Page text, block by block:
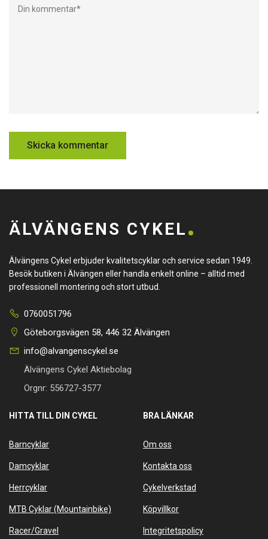
ÄLVÄNGENS CYKEL
Älvängens Cykel erbjuder kvalitetscyklar och service sedan 1949.
Besök butiken i Älvängen eller handla enkelt online – alltid med
professionell montering och stort utbud.
0760051796
Göteborgsvägen 58, 446 32 Älvängen
info@alvangenscykel.se
Älvängens Cykel Aktiebolag
Orgnr: 556727-3577
HITTA TILL DIN CYKEL
Barncyklar
Damcyklar
Herrcyklar
MTB Cyklar (Mountainbike)
Racer/Gravel
BRA LÄNKAR
Om oss
Kontakta oss
Cykelverkstad
Köpvillkor
Integritetspolicy